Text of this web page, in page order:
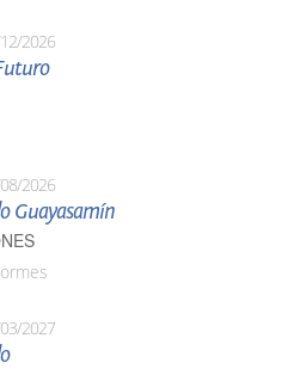
2026
2026
Guayasamín
2027